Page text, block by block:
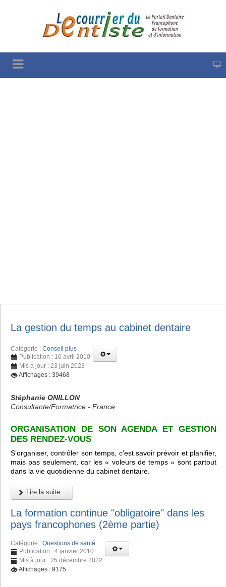
La gestion du temps au cabinet dentaire
Catégorie : Conseil plus
Publication : 16 avril 2010
Mis à jour : 23 juin 2023
Affichages : 39468
Stéphanie ONILLON
Consultante/Formatrice - France
ORGANISATION DE SON AGENDA ET GESTION
DES RENDEZ-VOUS
S’organiser, contrôler son temps, c’est savoir prévoir et planifier,
mais pas seulement, car les « voleurs de temps » sont partout
dans la vie quotidienne du cabinet dentaire.
Lire la suite...
La formation continue "obligatoire" dans les
pays francophones (2ème partie)
Catégorie : Questions de santé
Publication : 4 janvier 2010
Mis à jour : 25 décembre 2022
Affichages : 9175